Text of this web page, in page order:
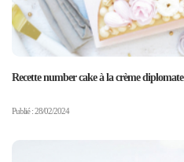
Recette number cake à la crème diplomate
Publié : 28/02/2024